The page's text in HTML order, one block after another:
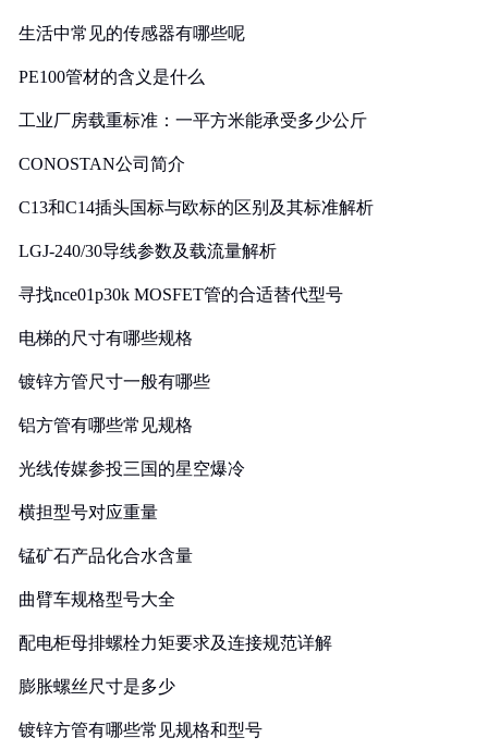
生活中常见的传感器有哪些呢
PE100管材的含义是什么
工业厂房载重标准：一平方米能承受多少公斤
CONOSTAN公司简介
C13和C14插头国标与欧标的区别及其标准解析
LGJ-240/30导线参数及载流量解析
寻找nce01p30k MOSFET管的合适替代型号
电梯的尺寸有哪些规格
镀锌方管尺寸一般有哪些
铝方管有哪些常见规格
光线传媒参投三国的星空爆冷
横担型号对应重量
锰矿石产品化合水含量
曲臂车规格型号大全
配电柜母排螺栓力矩要求及连接规范详解
膨胀螺丝尺寸是多少
镀锌方管有哪些常见规格和型号